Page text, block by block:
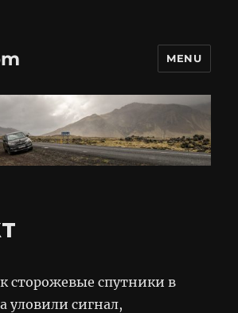
MENU
сторожевые спутники в
уловили сигнал,